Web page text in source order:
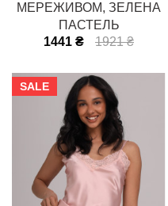
МЕРЕЖИВОМ, ЗЕЛЕНА
ПАСТЕЛЬ
1441 ₴
1921 ₴
SALE